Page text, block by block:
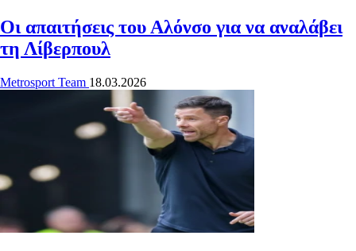
Οι απαιτήσεις του Αλόνσο για να αναλάβει
τη Λίβερπουλ
Metrosport Team 18.03.2026